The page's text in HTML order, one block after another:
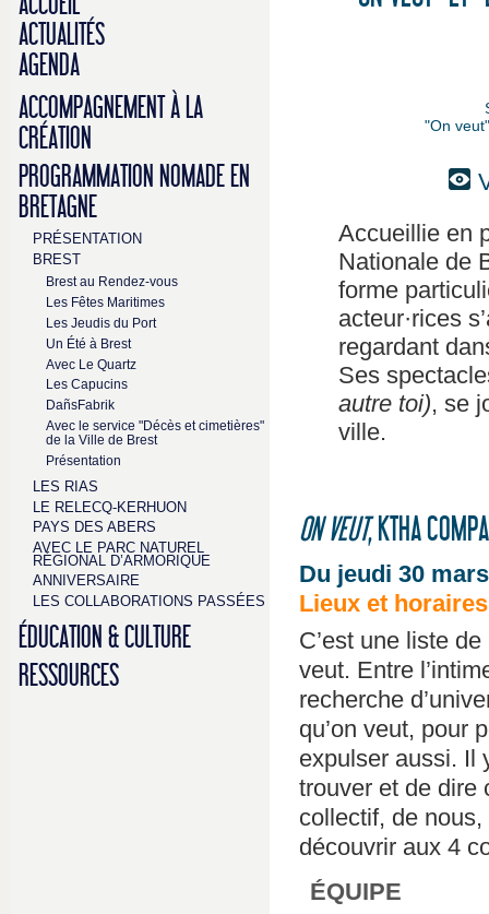
ACTUALITÉS
AGENDA
ACCOMPAGNEMENT À LA
CRÉATION
PROGRAMMATION NOMADE EN
BRETAGNE
PRÉSENTATION
BREST
Brest au Rendez-vous
Les Fêtes Maritimes
Les Jeudis du Port
Un Été à Brest
Avec Le Quartz
Les Capucins
DañsFabrik
Avec le service "Décès et cimetières"
de la Ville de Brest
Présentation
LES RIAS
LE RELECQ-KERHUON
PAYS DES ABERS
AVEC LE PARC NATUREL
RÉGIONAL D’ARMORIQUE
ANNIVERSAIRE
LES COLLABORATIONS PASSÉES
ÉDUCATION & CULTURE
RESSOURCES
"On
Accueillie en
Nationale de
forme
acteur·rices
regardant
Ses
autre toi), se
ville.
ON VEUT, KTHA
Du jeudi 30
Lieux et
C’est une liste
veut. Entre
recherche
qu’on veut, pour
expulser aussi. Il
trouver et de dire
collectif, de
découvrir aux 4
ÉQUIPE